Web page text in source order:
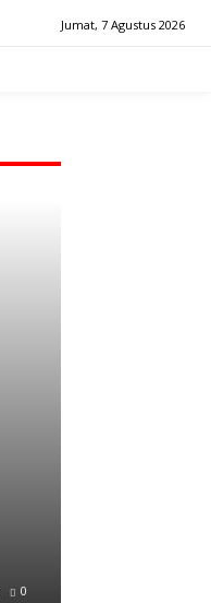
Jumat, 7 Agustus 2026
0